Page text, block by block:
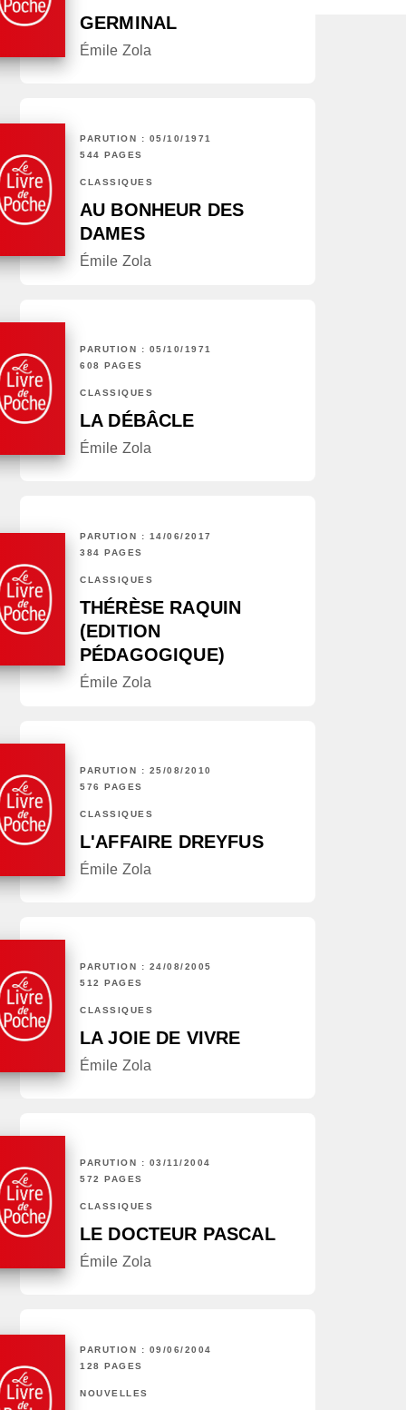
GERMINAL
Émile Zola
PARUTION : 05/10/1971
544 PAGES
CLASSIQUES
AU BONHEUR DES
DAMES
Émile Zola
PARUTION : 05/10/1971
608 PAGES
CLASSIQUES
LA DÉBÂCLE
Émile Zola
PARUTION : 14/06/2017
384 PAGES
CLASSIQUES
THÉRÈSE RAQUIN
(EDITION
PÉDAGOGIQUE)
Émile Zola
PARUTION : 25/08/2010
576 PAGES
CLASSIQUES
L'AFFAIRE DREYFUS
Émile Zola
PARUTION : 24/08/2005
512 PAGES
CLASSIQUES
LA JOIE DE VIVRE
Émile Zola
PARUTION : 03/11/2004
572 PAGES
CLASSIQUES
LE DOCTEUR PASCAL
Émile Zola
PARUTION : 09/06/2004
128 PAGES
NOUVELLES